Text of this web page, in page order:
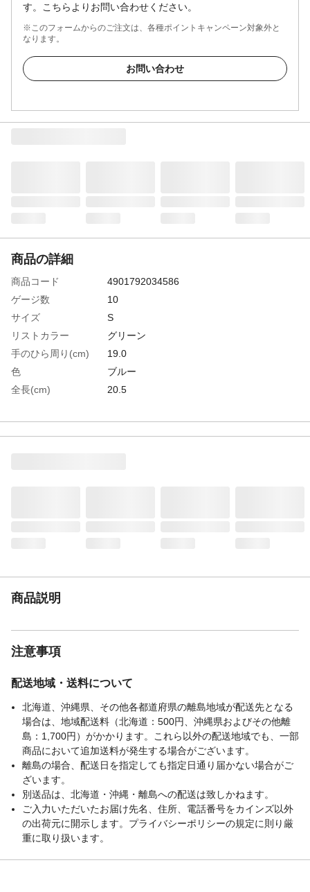
す。こちらよりお問い合わせください。
※このフォームからのご注文は、各種ポイントキャンペーン対象外と
なります。
お問い合わせ
商品の詳細
商品コード
4901792034586
ゲージ数
10
サイズ
S
リストカラー
グリーン
手のひら周り(cm)
19.0
色
ブルー
全長(cm)
20.5
すべり止め
なし
商品説明
注意事項
配送地域・送料について
北海道、沖縄県、その他各都道府県の離島地域が配送先となる
場合は、地域配送料（北海道：500円、沖縄県およびその他離
島：1,700円）がかかります。これら以外の配送地域でも、一部
商品において追加送料が発生する場合がございます。
離島の場合、配送日を指定しても指定日通り届かない場合がご
ざいます。
別送品は、北海道・沖縄・離島への配送は致しかねます。
ご入力いただいたお届け先名、住所、電話番号をカインズ以外
の出荷元に開示します。プライバシーポリシーの規定に則り厳
重に取り扱います。